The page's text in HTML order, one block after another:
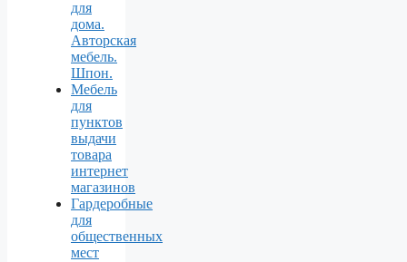
для
дома.
Авторская
мебель.
Шпон.
Мебель
для
пунктов
выдачи
товара
интернет
магазинов
Гардеробные
для
общественных
мест